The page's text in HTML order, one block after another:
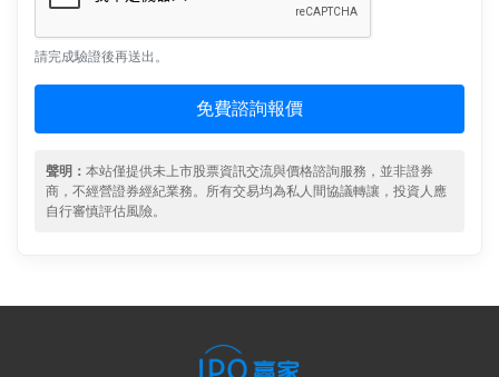
請完成驗證後再送出。
免費諮詢報價
聲明： 本站僅提供未上市股票資訊交流與價格諮詢服務，並非證券
商，不經營證券經紀業務。所有交易均為私人間協議轉讓，投資人應
自行審慎評估風險。